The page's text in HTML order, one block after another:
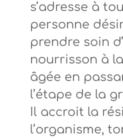
s’adresse à
personne
prendre soin
nourrisson à
âgée en
l’étape de la
Il accroit la
l’organisme,